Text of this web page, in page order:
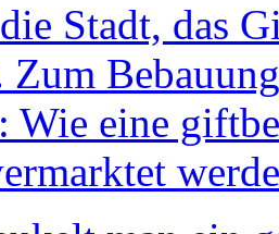
Stadt, das
Zum
Wie eine